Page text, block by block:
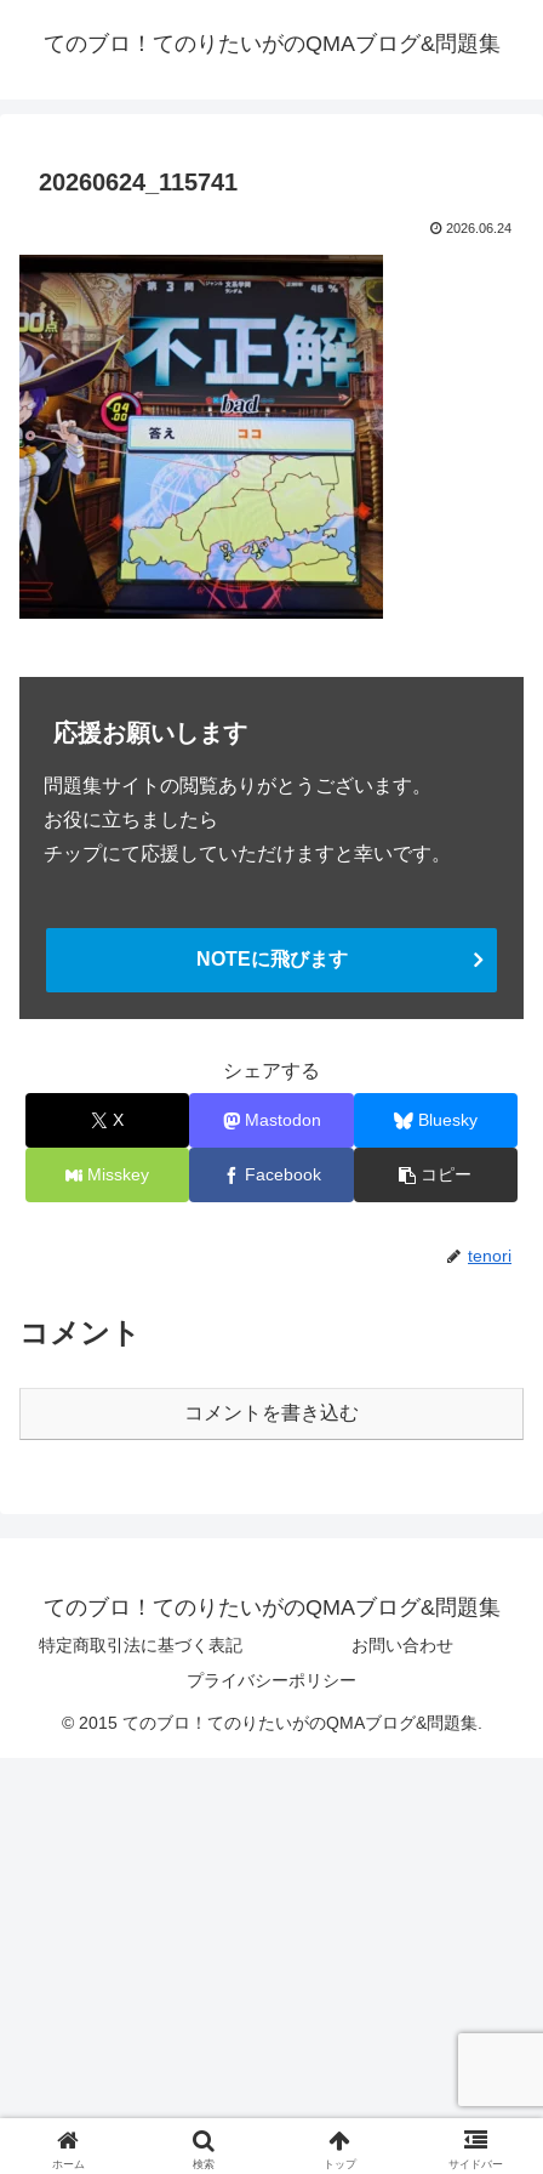
てのブロ！てのりたいがのQMAブログ&問題集
20260624_115741
2026.06.24
応援お願いします
問題集サイトの閲覧ありがとうございます。
お役に立ちましたら
チップにて応援していただけますと幸いです。
NOTEに飛びます
シェアする
X Mastodon Bluesky
Misskey Facebook コピー
tenori
コメント
コメントを書き込む
てのブロ！てのりたいがのQMAブログ&問題集
特定商取引法に基づく表記
お問い合わせ
プライバシーポリシー
© 2015 てのブロ！てのりたいがのQMAブログ&問題集.
ホーム 検索 トップ サイドバー